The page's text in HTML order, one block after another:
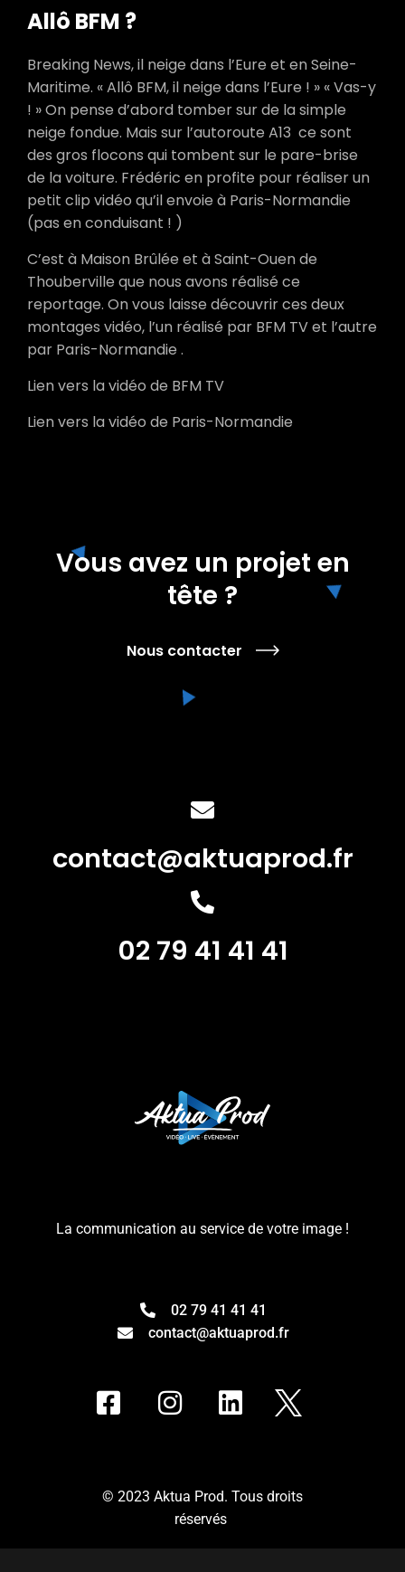
Allô BFM ?
Breaking News, il neige dans l’Eure et en Seine-
Maritime. « Allô BFM, il neige dans l’Eure ! » « Vas-y
! » On pense d’abord tomber sur de la simple
neige fondue. Mais sur l’autoroute A13 ce sont
des gros flocons qui tombent sur le pare-brise
de la voiture. Frédéric en profite pour réaliser un
petit clip vidéo qu’il envoie à Paris-Normandie
(pas en conduisant ! )
C’est à Maison Brûlée et à Saint-Ouen de
Thouberville que nous avons réalisé ce
reportage. On vous laisse découvrir ces deux
montages vidéo, l’un réalisé par BFM TV et l’autre
par Paris-Normandie .
Lien vers la vidéo de BFM TV
Lien vers la vidéo de Paris-Normandie
Vous avez un projet en
tête ?
Nous contacter
contact@aktuaprod.fr
02 79 41 41 41
La communication au service de votre image !
02 79 41 41 41
contact@aktuaprod.fr
© 2023 Aktua Prod. Tous droits
réservés